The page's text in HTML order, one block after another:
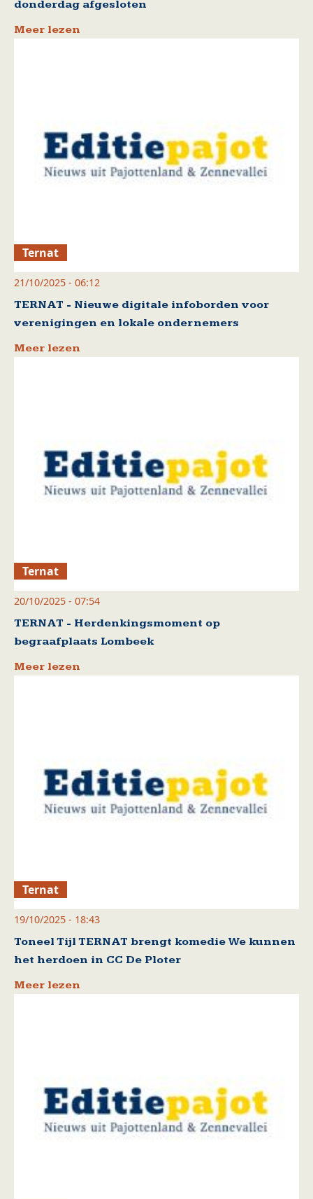
donderdag afgesloten
Meer lezen
Ternat
21/10/2025 - 06:12
TERNAT - Nieuwe digitale infoborden voor
verenigingen en lokale ondernemers
Meer lezen
Ternat
20/10/2025 - 07:54
TERNAT - Herdenkingsmoment op
begraafplaats Lombeek
Meer lezen
Ternat
19/10/2025 - 18:43
Toneel Tijl TERNAT brengt komedie We kunnen
het herdoen in CC De Ploter
Meer lezen